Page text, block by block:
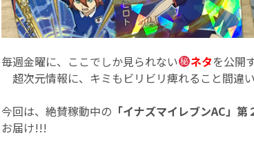
毎週金曜に、ここでしか見られない ネタを公開
超次元情報に、キミもビリビリ痺れること間違
今回は、絶賛稼動中の 「イナズマイレブンAC」第
お届け!!!